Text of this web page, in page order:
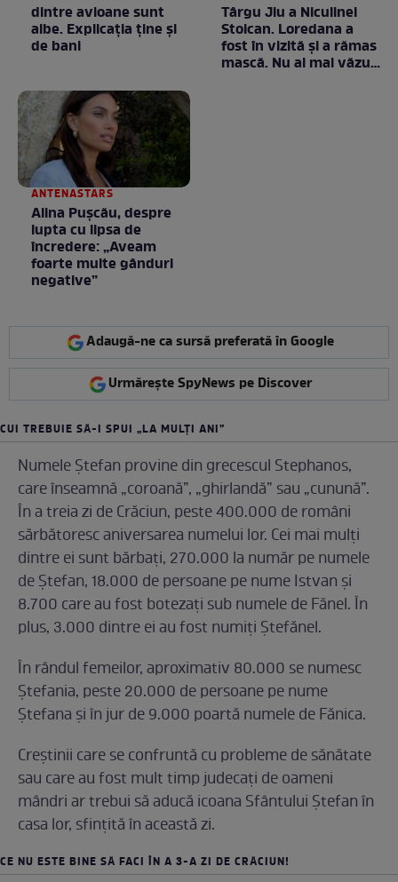
dintre avioane sunt
albe. Explicația ține și
de bani
Târgu Jiu a Niculinei
Stoican. Loredana a
fost în vizită și a rămas
mască. Nu ai mai văzut
ANTENASTARS
Alina Pușcău, despre
lupta cu lipsa de
încredere: „Aveam
foarte multe gânduri
negative”
Adaugă-ne ca sursă preferată în Google
Urmărește SpyNews pe Discover
CUI TREBUIE SĂ-I SPUI „LA MULȚI ANI”
Numele Ștefan provine din grecescul Stephanos,
care înseamnă „coroană”, „ghirlandă” sau „cunună”.
În a treia zi de Crăciun, peste 400.000 de români
sărbătoresc aniversarea numelui lor. Cei mai mulți
dintre ei sunt bărbați, 270.000 la număr pe numele
de Ștefan, 18.000 de persoane pe nume Istvan și
8.700 care au fost botezați sub numele de Fănel. În
plus, 3.000 dintre ei au fost numiți Ștefănel.
În rândul femeilor, aproximativ 80.000 se numesc
Ştefania, peste 20.000 de persoane pe nume
Ştefana şi în jur de 9.000 poartă numele de Fănica.
Creștinii care se confruntă cu probleme de sănătate
sau care au fost mult timp judecați de oameni
mândri ar trebui să aducă icoana Sfântului Ștefan în
casa lor, sfinţită în această zi.
CE NU ESTE BINE SĂ FACI ÎN A 3-A ZI DE CRĂCIUN!